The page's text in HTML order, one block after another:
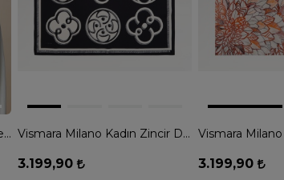
Maisa Neva Çift Taraflı Tivil İpek Eşarp - MAVİ Vismara Milano Kadın Zincir Desen Tivil İpek Eşarp - SİYAH
3.199,90 3.199,90